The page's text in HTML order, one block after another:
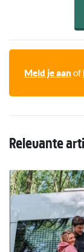
Meld je aan of
Relevante